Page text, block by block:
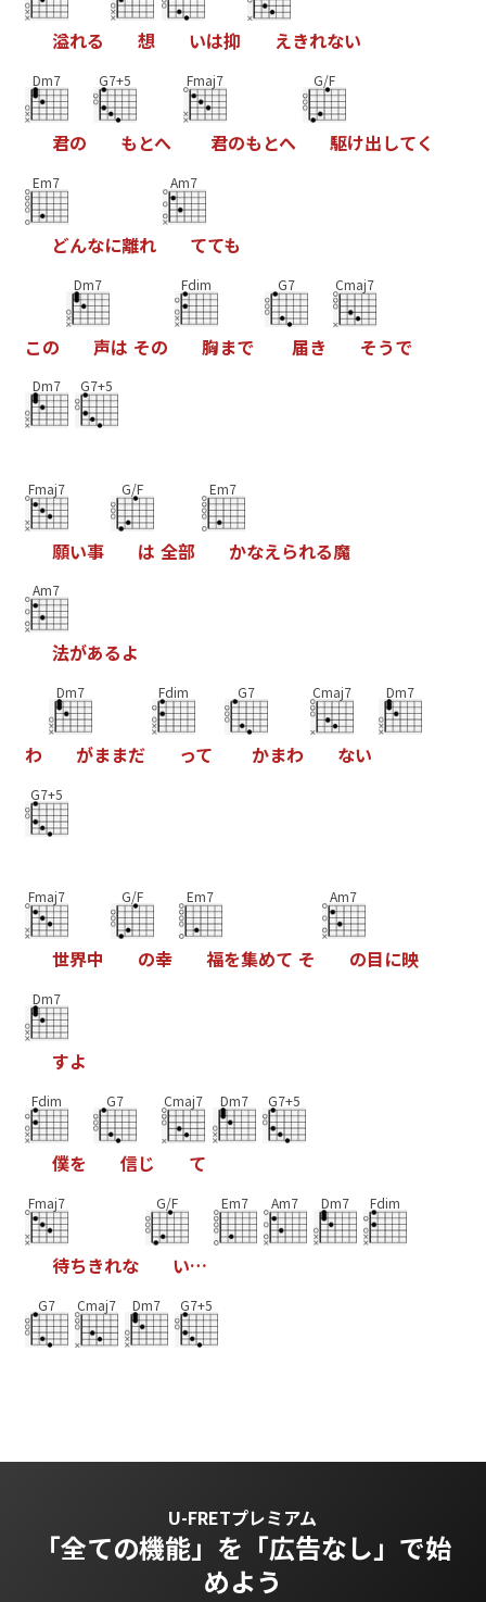
溢れる 想 いは抑 えきれない
Dm7
君の
G7+5
もとへ
Fmaj7
君のもとへ
G/F
駆け出してく
Em7
どんなに離れ
Am7
てても
この
Dm7
声は その
Fdim
胸まで
G7
届き
Cmaj7
そうで
Dm7 G7+5
Fmaj7
願い事
G/F
は 全部
Em7
かなえられる魔
Am7
法があるよ
わ
Dm7
がままだ
Fdim
って
G7
かまわ
Cmaj7
ない
Dm7
G7+5
Fmaj7
世界中
G/F
の幸
Em7
福を集めて そ
Am7
の目に映
Dm7
すよ
Fdim
僕を
G7
信じ
Cmaj7
て
Dm7 G7+5
Fmaj7
待ちきれな
G/F
い…
Em7 Am7 Dm7 Fdim
G7 Cmaj7 Dm7 G7+5
U-FRETプレミアム
「全ての機能」を 「広告なし」で始
めよう